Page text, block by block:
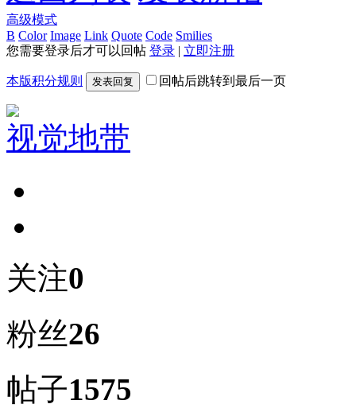
高级模式
B Color Image Link Quote Code Smilies
您需要登录后才可以回帖 登录 | 立即注册
本版积分规则 发表回复 回帖后跳转到最后一页
视觉地带
关注0
粉丝26
帖子1575